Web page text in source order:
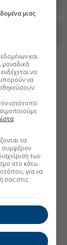
μιας
και
να
να
ιστότοπο.
τα
συμφέρον
των
στο κάτω
για να
σας στις